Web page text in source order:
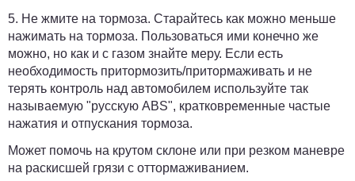
5. Не жмите на тормоза. Старайтесь как можно меньше
нажимать на тормоза. Пользоваться ими конечно же
можно, но как и с газом знайте меру. Если есть
необходимость притормозить/притормаживать и не
терять контроль над автомобилем используйте так
называемую "русскую ABS", кратковременные частые
нажатия и отпускания тормоза.
Может помочь на крутом склоне или при резком маневре
на раскисшей грязи с оттормаживанием.